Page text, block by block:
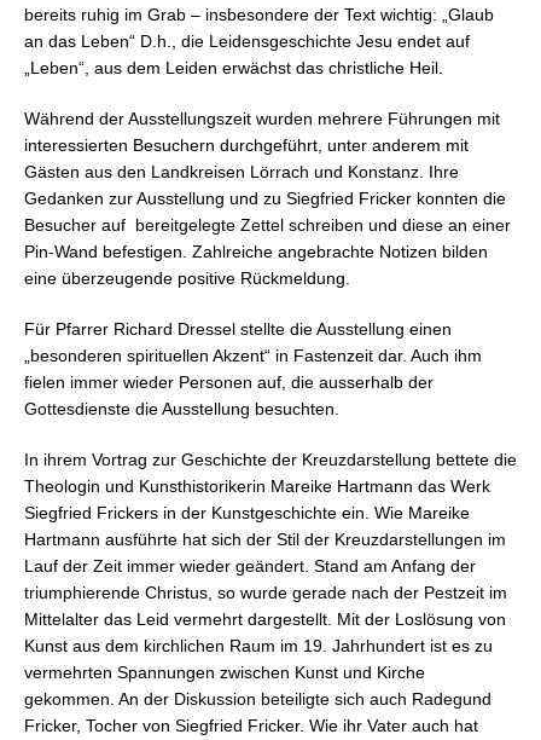
bereits ruhig im Grab – insbesondere der Text wichtig: „Glaub
an das Leben“ D.h., die Leidensgeschichte Jesu endet auf
„Leben“, aus dem Leiden erwächst das christliche Heil.
Während der Ausstellungszeit wurden mehrere Führungen mit
interessierten Besuchern durchgeführt, unter anderem mit
Gästen aus den Landkreisen Lörrach und Konstanz. Ihre
Gedanken zur Ausstellung und zu Siegfried Fricker konnten die
Besucher auf bereitgelegte Zettel schreiben und diese an einer
Pin-Wand befestigen. Zahlreiche angebrachte Notizen bilden
eine überzeugende positive Rückmeldung.
Für Pfarrer Richard Dressel stellte die Ausstellung einen
„besonderen spirituellen Akzent“ in Fastenzeit dar. Auch ihm
fielen immer wieder Personen auf, die ausserhalb der
Gottesdienste die Ausstellung besuchten.
In ihrem Vortrag zur Geschichte der Kreuzdarstellung bettete die
Theologin und Kunsthistorikerin Mareike Hartmann das Werk
Siegfried Frickers in der Kunstgeschichte ein. Wie Mareike
Hartmann ausführte hat sich der Stil der Kreuzdarstellungen im
Lauf der Zeit immer wieder geändert. Stand am Anfang der
triumphierende Christus, so wurde gerade nach der Pestzeit im
Mittelalter das Leid vermehrt dargestellt. Mit der Loslösung von
Kunst aus dem kirchlichen Raum im 19. Jahrhundert ist es zu
vermehrten Spannungen zwischen Kunst und Kirche
gekommen. An der Diskussion beteiligte sich auch Radegund
Fricker, Tocher von Siegfried Fricker. Wie ihr Vater auch hat